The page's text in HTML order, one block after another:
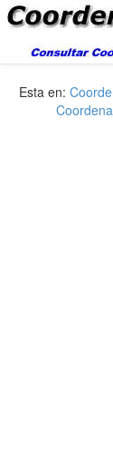
Esta en: